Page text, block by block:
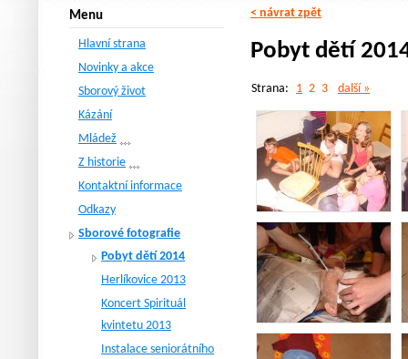
< návrat zpět
Pobyt dětí
Strana: 1 2 3 další »
Menu
Hlavní strana
Novinky a akce
Sborový život
Kázání
Mládež
Z historie
Kontaktní informace
Odkazy
Sborové fotografie
Pobyt dětí 2014
Herlíkovice 2013
Koncert Spirituál
kvintetu 2013
Instalace seniorátního